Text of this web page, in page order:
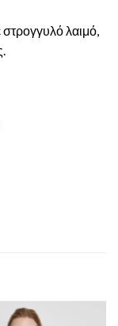
στρογγυλό λαιμό,